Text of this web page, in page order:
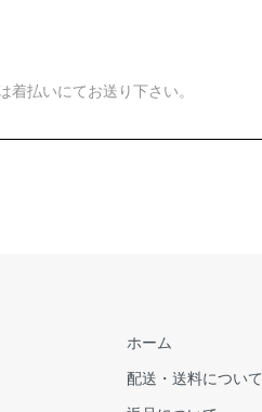
着払いにてお送り下さい。
ホーム
配送・送料について